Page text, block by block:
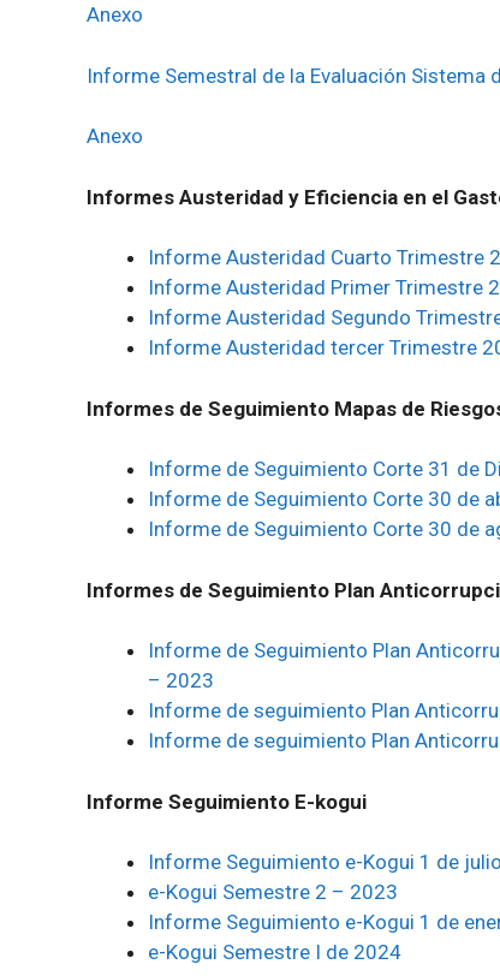
Anexo
Informe Semestral de la Evaluación Sistema
Anexo
Informes Austeridad y Eficiencia en el
Informe Austeridad Cuarto Trimestre
Informe Austeridad Primer Trimestre
Informe Austeridad Segundo
Informe Austeridad tercer Trimestre
Informes de Seguimiento Mapas de
Informe de Seguimiento Corte 31 de
Informe de Seguimiento Corte 30 de
Informe de Seguimiento Corte 30 de
Informes de Seguimiento Plan
Informe de Seguimiento Plan
– 2023
Informe de seguimiento Plan
Informe de seguimiento Plan
Informe Seguimiento E-kogui
Informe Seguimiento e-Kogui 1 de
e-Kogui Semestre 2 – 2023
Informe Seguimiento e-Kogui 1 de
e-Kogui Semestre I de 2024